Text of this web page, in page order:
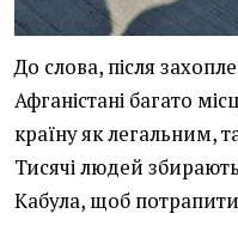
До слова, після
Афганістані багато
країну як легальним,
Тисячі людей
Кабула, щоб